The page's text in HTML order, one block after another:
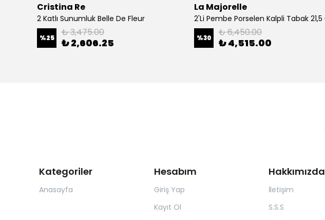
Cristina Re
2 Katlı Sunumluk Belle De Fleur
%25 ₺ 3,475.00
₺ 2,606.25
La Majorelle
%30 ₺ 6,450.00
₺ 4,515.00
Kategoriler
Anasayfa
Hesabım
Giriş Yap
Kayıt Ol
Hakkımızda
İletişim
S.S.S